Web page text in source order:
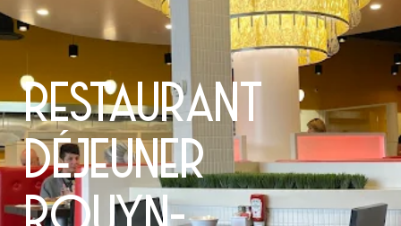
RESTAURANT
DÉJEUNER